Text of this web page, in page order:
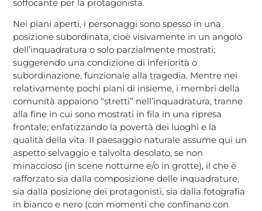
soffocante per la protagonista.
Nei piani aperti, i personaggi sono spesso in una
posizione subordinata, cioè visivamente in un angolo
dell’inquadratura o solo parzialmente mostrati;
suggerendo una condizione di inferiorità o
subordinazione, funzionale alla tragedia. Mentre nei
relativamente pochi piani di insieme, i membri della
comunità appaiono “stretti” nell’inquadratura, tranne
alla fine in cui sono mostrati in fila in una ripresa
frontale; enfatizzando la povertà dei luoghi e la
qualità della vita. Il paesaggio naturale assume qui un
aspetto selvaggio e talvolta desolato, se non
minaccioso (in scene notturne e/o in grotte), il che è
rafforzato sia dalla composizione delle inquadrature,
sia dalla posizione dei protagonisti, sia dalla fotografia
in bianco e nero (con momenti che confinano con